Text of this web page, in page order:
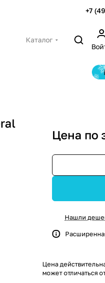
+7
Каталог
Цена по
Нашли
Цена
может отличаться